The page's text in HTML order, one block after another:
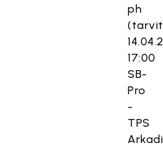
ph
17:00
SB-
Pro
-
TPS